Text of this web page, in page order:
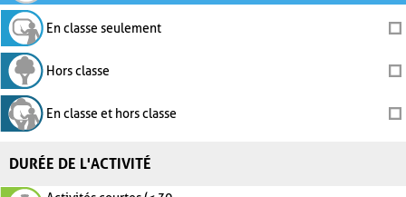
En classe seulement
Hors classe
En classe et hors classe
DURÉE DE L'ACTIVITÉ